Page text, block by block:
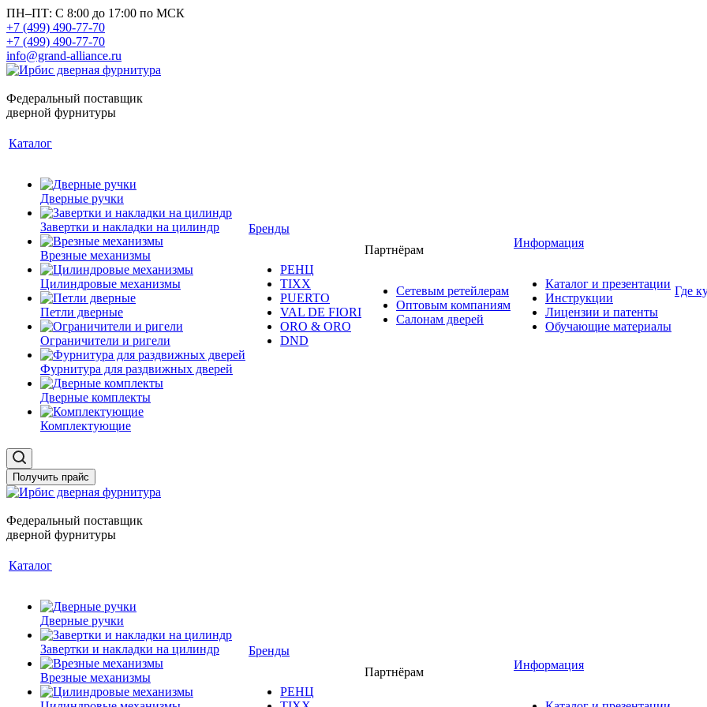
ПН–ПТ: С 8:00 до 17:00 по МСК
+7 (499) 490-77-70
+7 (499) 490-77-70
info@grand-alliance.ru
Федеральный поставщик
дверной фурнитуры
Каталог
Дверные ручки
Завертки и накладки на цилиндр
Врезные механизмы
Цилиндровые механизмы
Петли дверные
Ограничители и ригели
Фурнитура для раздвижных дверей
Дверные комплекты
Комплектующие
Бренды
РЕНЦ
TIXX
PUERTO
VAL DE FIORI
ORO & ORO
DND
Партнёрам
Сетевым ретейлерам
Оптовым компаниям
Салонам дверей
Информация
Каталог и презентации
Инструкции
Лицензии и патенты
Обучающие материалы
Где
Получить прайс
Федеральный поставщик
дверной фурнитуры
Каталог
Дверные ручки
Завертки и накладки на цилиндр
Врезные механизмы
Бренды
РЕНЦ
Партнёрам
Информация